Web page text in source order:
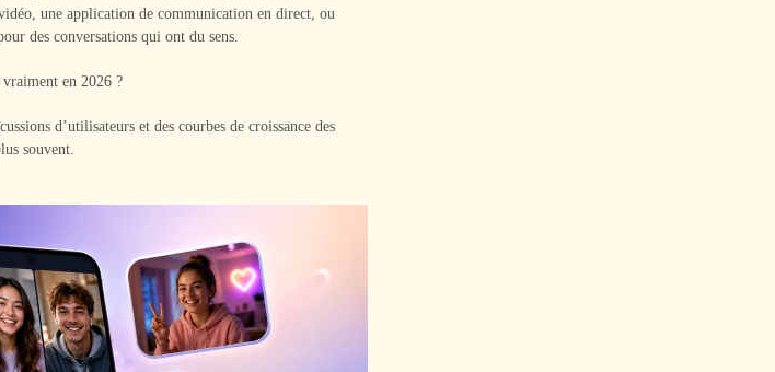
une application de communication en direct, ou
des conversations qui ont du sens.
en 2026 ?
d’utilisateurs et des courbes de croissance des
souvent.